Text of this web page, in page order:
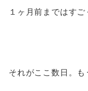
１ヶ月前まではす
それがここ数日。も